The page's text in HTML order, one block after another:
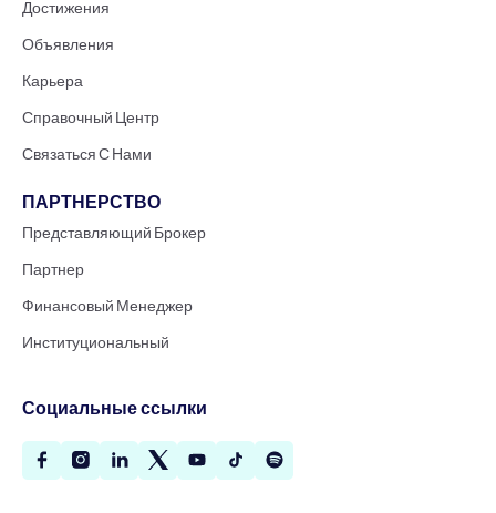
Достижения
Объявления
Карьера
Справочный Центр
Связаться С Нами
ПАРТНЕРСТВО
Представляющий Брокер
Партнер
Финансовый Менеджер
Институциональный
Социальные ссылки